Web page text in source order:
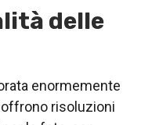
delle
enormemente
risoluzioni